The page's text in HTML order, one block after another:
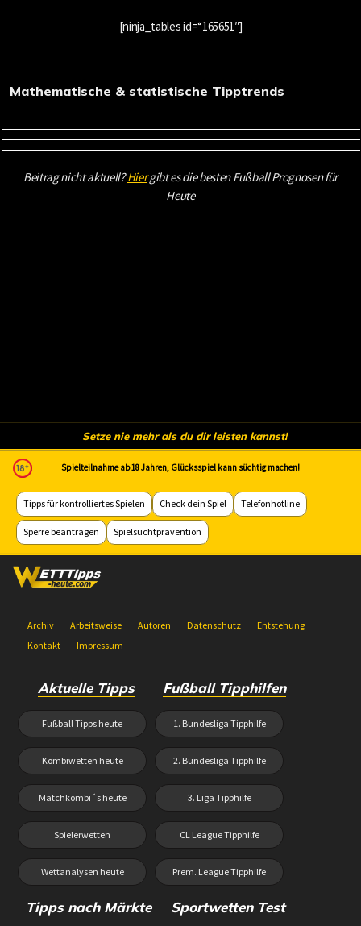
[ninja_tables id=“165651″]
Mathematische & statistische Tipptrends
Beitrag nicht aktuell?Hiergibt es die besten Fußball Prognosen für
Heute
Setze nie mehr als du dir leisten kannst!
Spielteilnahme ab 18 Jahren, Glücksspiel kann süchtig machen!
Tipps für kontrolliertes Spielen Check dein Spiel Telefonhotline
Sperre beantragen Spielsuchtprävention
Archiv Arbeitsweise Autoren Datenschutz
Entstehung
Kontakt
Impressum
Aktuelle Tipps
Fußball Tipps heute
Kombiwetten heute
Matchkombi´s heute
Spielerwetten
Wettanalysen heute
Fußball Tipphilfen
1. Bundesliga Tipphilfe
2. Bundesliga Tipphilfe
3. Liga Tipphilfe
CL League Tipphilfe
Prem. League Tipphilfe
Tipps nach Märkte Sportwetten Test